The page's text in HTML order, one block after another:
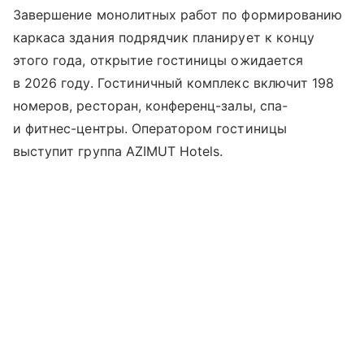
Завершение монолитных работ по формированию
каркаса здания подрядчик планирует к концу
этого года, открытие гостиницы ожидается
в 2026 году. Гостиничный комплекс включит 198
номеров, ресторан, конференц-залы, спа-
и фитнес-центры. Оператором гостиницы
выступит группа AZIMUT Hotels.